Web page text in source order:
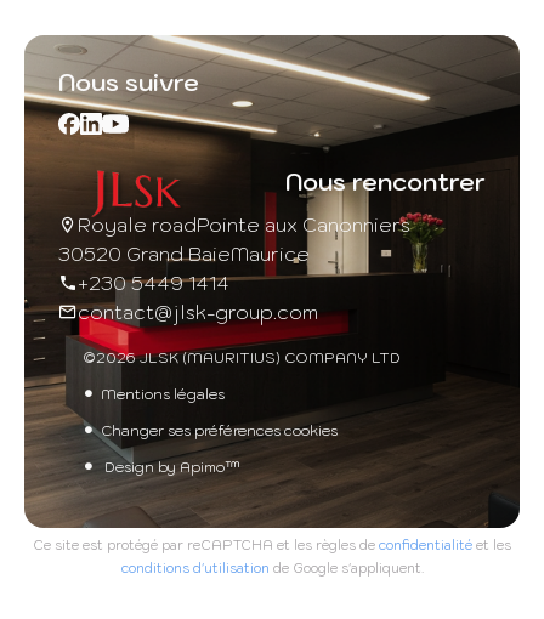
Nous suivre
Nous rencontrer
Royale roadPointe aux Canonniers
30520 Grand BaieMaurice
+230 5449 1414
contact@jlsk-group.com
©2026 JLSK (MAURITIUS) COMPANY LTD
Mentions légales
Changer ses préférences cookies
Design by Apimo™
Ce site est protégé par reCAPTCHA et les règles de confidentialité et les
conditions d'utilisation de Google s'appliquent.